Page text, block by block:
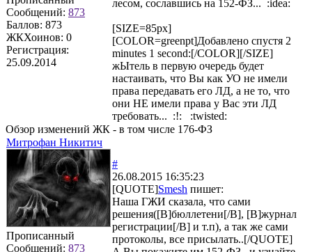
Сообщений: 873
Баллов: 873
ЖКХоинов: 0
Регистрация:
25.09.2014
лесом, сославшись на 152-ФЗ... :idea:
[SIZE=85px]
[COLOR=greenpt]Добавлено спустя 2
minutes 1 second:[/COLOR][/SIZE]
жЫтель в первую очередь будет
настаивать, что Вы как УО не имели
права передавать его ЛД, а не то, что
они НЕ имели права у Вас эти ЛД
требовать... :!: :twisted:
Обзор изменений ЖК - в том числе 176-ФЗ
Митрофан Никитич
Прописанный
Сообщений: 873
#
26.08.2015 16:35:23
[QUOTE]Smesh пишет:
Наша ГЖИ сказала, что сами
решения([B]бюллетени[/B], [B]журнал
регистрации[/B] и т.п), а так же сами
протоколы, все присылать..[/QUOTE]